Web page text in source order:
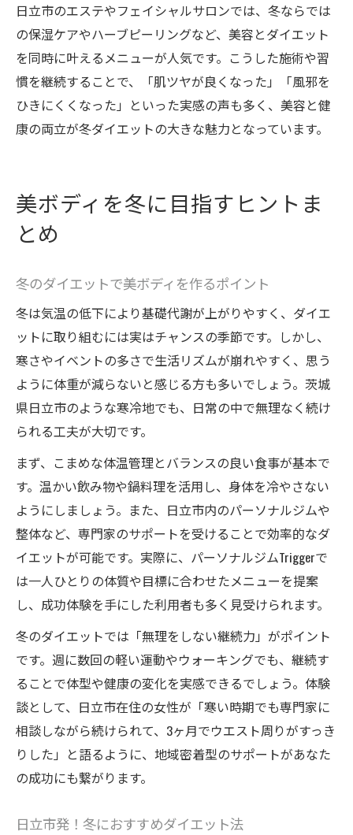
日立市のエステやフェイシャルサロンでは、冬ならでは
の保湿ケアやハーブピーリングなど、美容とダイエット
を同時に叶えるメニューが人気です。こうした施術や習
慣を継続することで、「肌ツヤが良くなった」「風邪を
ひきにくくなった」といった実感の声も多く、美容と健
康の両立が冬ダイエットの大きな魅力となっています。
美ボディを冬に目指すヒントま
とめ
冬のダイエットで美ボディを作るポイント
冬は気温の低下により基礎代謝が上がりやすく、ダイエ
ットに取り組むには実はチャンスの季節です。しかし、
寒さやイベントの多さで生活リズムが崩れやすく、思う
ように体重が減らないと感じる方も多いでしょう。茨城
県日立市のような寒冷地でも、日常の中で無理なく続け
られる工夫が大切です。
まず、こまめな体温管理とバランスの良い食事が基本で
す。温かい飲み物や鍋料理を活用し、身体を冷やさない
ようにしましょう。また、日立市内のパーソナルジムや
整体など、専門家のサポートを受けることで効率的なダ
イエットが可能です。実際に、パーソナルジムTriggerで
は一人ひとりの体質や目標に合わせたメニューを提案
し、成功体験を手にした利用者も多く見受けられます。
冬のダイエットでは「無理をしない継続力」がポイント
です。週に数回の軽い運動やウォーキングでも、継続す
ることで体型や健康の変化を実感できるでしょう。体験
談として、日立市在住の女性が「寒い時期でも専門家に
相談しながら続けられて、3ヶ月でウエスト周りがすっき
りした」と語るように、地域密着型のサポートがあなた
の成功にも繋がります。
日立市発！冬におすすめダイエット法